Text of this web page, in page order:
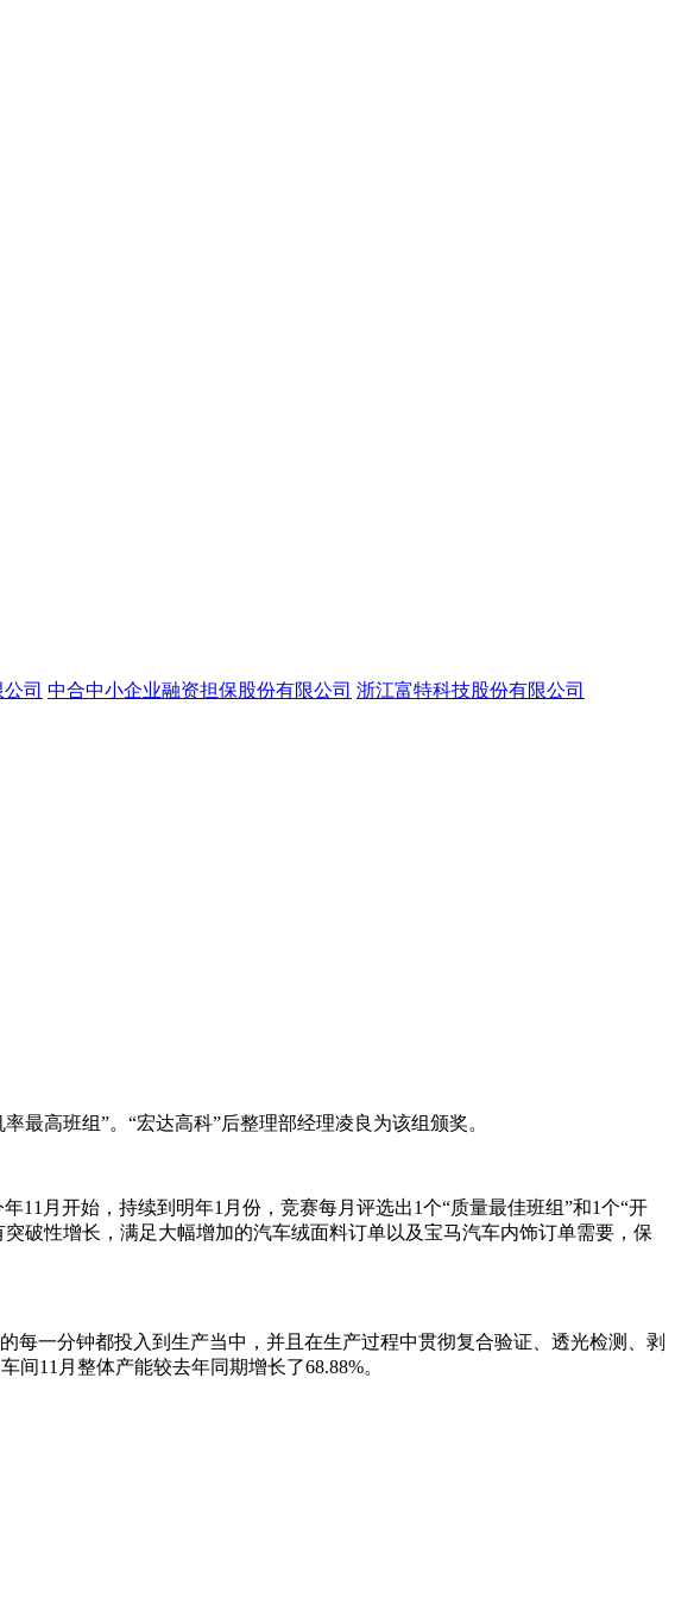
司 中合中小企业融资担保股份有限公司 浙江富特科技股份有限公司
最高班组”。“宏达高科”后整理部经理凌良为该组颁奖。
11月开始，持续到明年1月份，竞赛每月评选出1个“质量最佳班组”和1个“开
破性增长，满足大幅增加的汽车绒面料订单以及宝马汽车内饰订单需要，保
一分钟都投入到生产当中，并且在生产过程中贯彻复合验证、透光检测、剥
11月整体产能较去年同期增长了68.88%。